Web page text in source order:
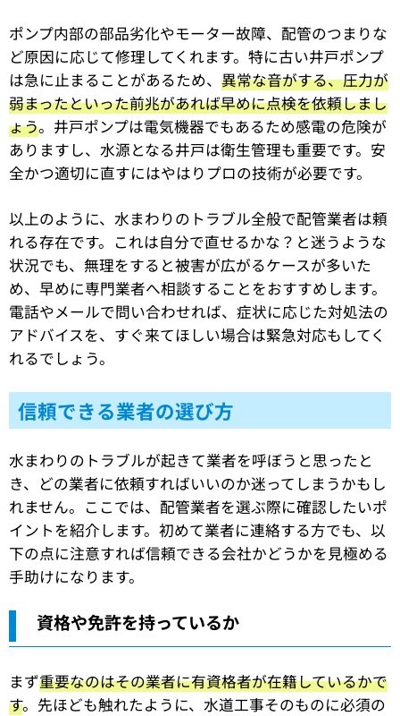
ポンプ内部の部品劣化やモーター故障、配管のつまりな
ど原因に応じて修理してくれます。特に古い井戸ポンプ
は急に止まることがあるため、 異常な音がする、圧力が
弱まったといった前兆があれば早めに点検を依頼しまし
ょう。井戸ポンプは電気機器でもあるため感電の危険が
ありますし、水源となる井戸は衛生管理も重要です。安
全かつ適切に直すにはやはりプロの技術が必要です。
以上のように、水まわりのトラブル全般で配管業者は頼
れる存在です。これは自分で直せるかな？と迷うような
状況でも、無理をすると被害が広がるケースが多いた
め、早めに専門業者へ相談することをおすすめします。
電話やメールで問い合わせれば、症状に応じた対処法の
アドバイスを、すぐ来てほしい場合は緊急対応もしてく
れるでしょう。
信頼できる業者の選び方
水まわりのトラブルが起きて業者を呼ぼうと思ったと
き、どの業者に依頼すればいいのか迷ってしまうかもし
れません。ここでは、配管業者を選ぶ際に確認したいポ
イントを紹介します。初めて業者に連絡する方でも、以
下の点に注意すれば信頼できる会社かどうかを見極める
手助けになります。
資格や免許を持っているか
まず重要なのはその業者に有資格者が在籍しているかで
す。先ほども触れたように、水道工事そのものに必須の